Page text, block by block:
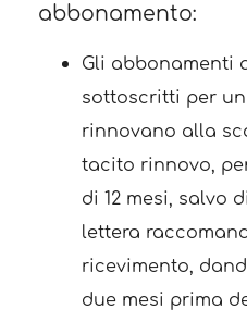
abbonamento:
Gli abbonamenti
sottoscritti per un
rinnovano alla
tacito rinnovo,
di 12 mesi, salvo
lettera
ricevimento,
due mesi prima